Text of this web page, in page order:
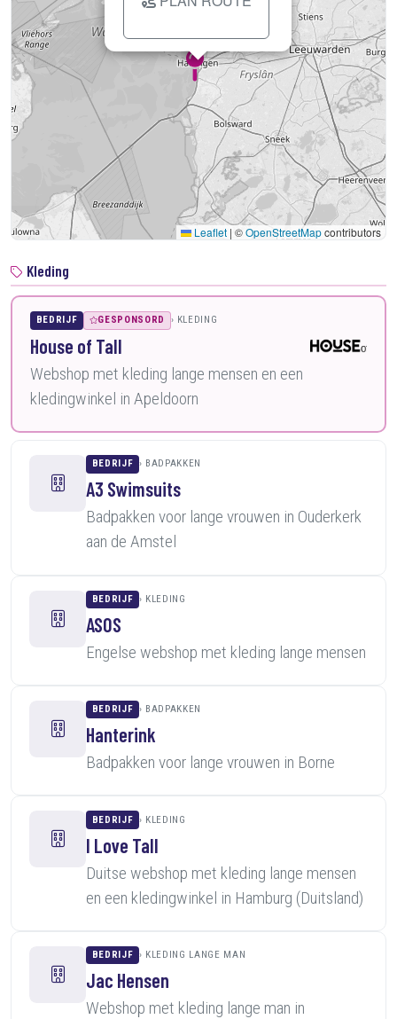
Kaart laden...
Leaflet | ©OpenStreetMapcontributors
Kleding
BEDRIJF GESPONSORD KLEDING
House of Tall
Webshop met kleding lange mensen en een
kledingwinkel in Apeldoorn
BEDRIJF BADPAKKEN
A3 Swimsuits
Badpakken voor lange vrouwen in Ouderkerk
aan de Amstel
BEDRIJF KLEDING
ASOS
Engelse webshop met kleding lange mensen
BEDRIJF BADPAKKEN
Hanterink
Badpakken voor lange vrouwen in Borne
BEDRIJF KLEDING
I Love Tall
Duitse webshop met kleding lange mensen
en een kledingwinkel in Hamburg (Duitsland)
BEDRIJF KLEDING LANGE MAN
Jac Hensen
Webshop met kleding lange man in